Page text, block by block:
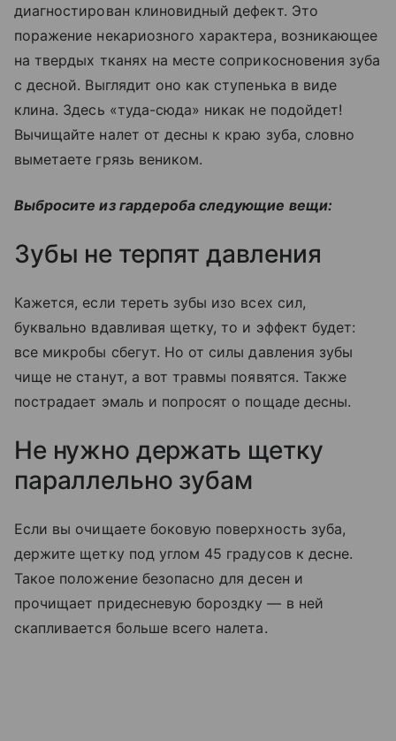
диагностирован клиновидный дефект. Это
поражение некариозного характера, возникающее
на твердых тканях на месте соприкосновения зуба
с десной. Выглядит оно как ступенька в виде
клина. Здесь «туда-сюда» никак не подойдет!
Вычищайте налет от десны к краю зуба, словно
выметаете грязь веником.
Выбросите из гардероба следующие вещи:
Зубы не терпят давления
Кажется, если тереть зубы изо всех сил,
буквально вдавливая щетку, то и эффект будет:
все микробы сбегут. Но от силы давления зубы
чище не станут, а вот травмы появятся. Также
пострадает эмаль и попросят о пощаде десны.
Не нужно держать щетку
параллельно зубам
Если вы очищаете боковую поверхность зуба,
держите щетку под углом 45 градусов к десне.
Такое положение безопасно для десен и
прочищает придесневую бороздку — в ней
скапливается больше всего налета.